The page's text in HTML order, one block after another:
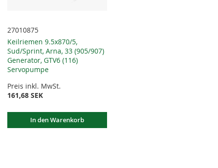
27010875
Keilriemen 9.5x870/5,
Sud/Sprint, Arna, 33 (905/907)
Generator, GTV6 (116)
Servopumpe
Preis inkl. MwSt.
161,68 SEK
In den Warenkorb